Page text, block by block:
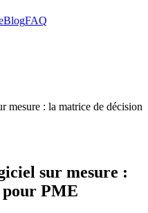
BlogFAQ
mesure : la matrice de décision
sur mesure :
pour PME